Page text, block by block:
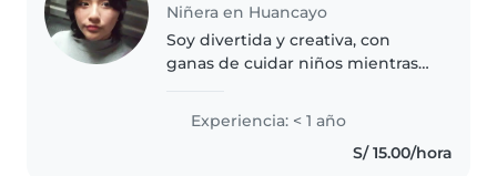
Niñera en Huancayo
Soy divertida y creativa, con
ganas de cuidar niños mientras
tareas simples. Estoy en la
universidad y tengo pasión por
Experiencia: < 1 año
S/ 15.00/hora